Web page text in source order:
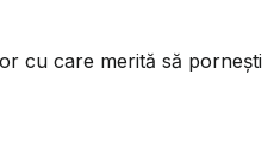
cu care merită să pornești